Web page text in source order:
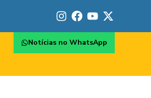
Notícias no WhatsApp